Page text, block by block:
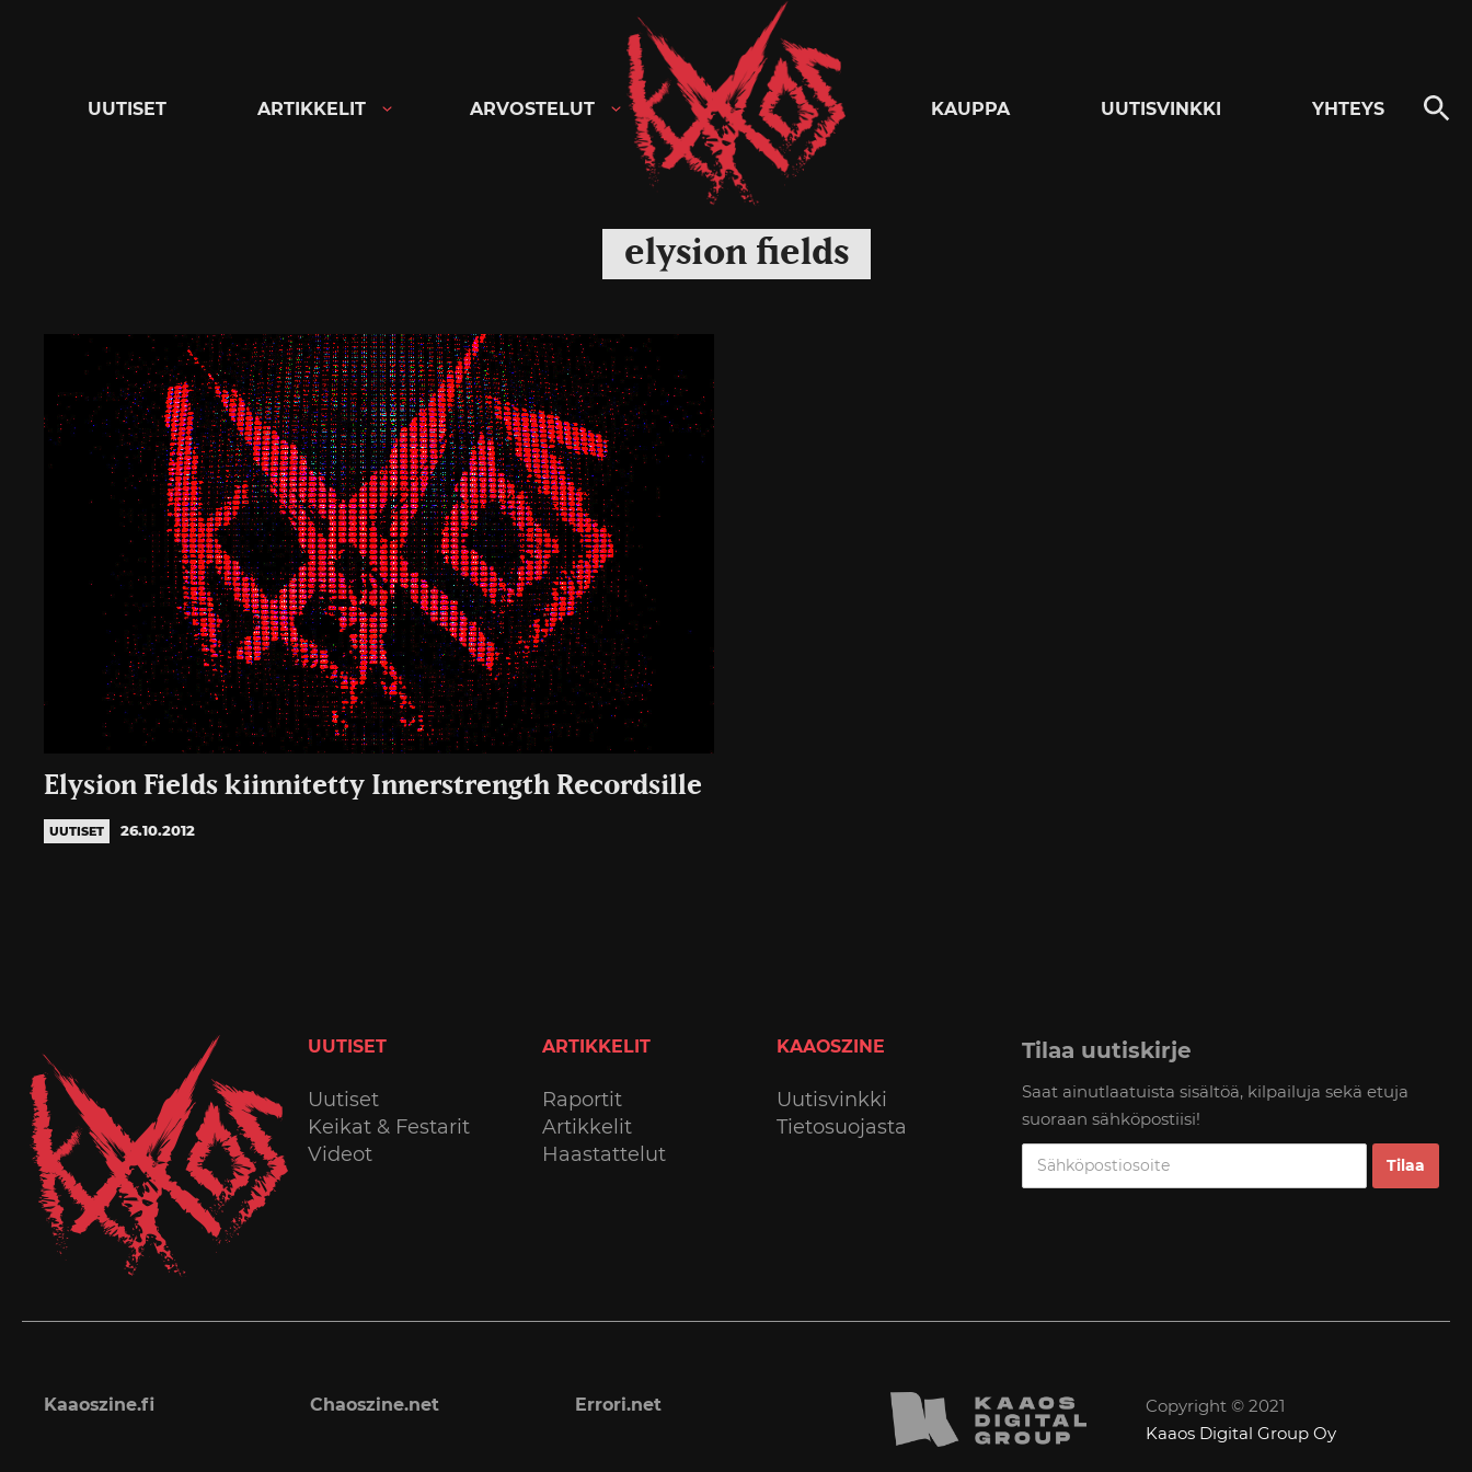
Kaaoszine
UUTISET ARTIKKELIT ARVOSTELUT KAUPPA UUTISVINKKI YHTEYS
elysion fields
Elysion Fields kiinnitetty Innerstrength Recordsille
UUTISET 26.10.2012
UUTISET
Uutiset
Keikat & Festarit
Videot
ARTIKKELIT
Raportit
Artikkelit
Haastattelut
KAAOSZINE
Uutisvinkki
Tietosuojasta
Tilaa uutiskirje
Saat ainutlaatuista sisältöä, kilpailuja sekä etuja
suoraan sähköpostiisi!
Kaaoszine.fi Chaoszine.net Errori.net
Copyright © 2021
Kaaos Digital Group Oy